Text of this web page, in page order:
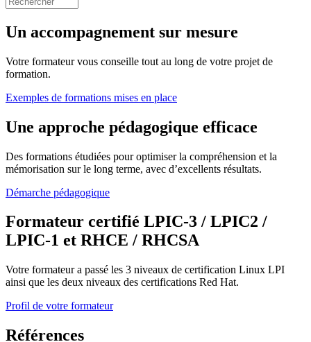
Un accompagnement sur mesure
Votre formateur vous conseille tout au long de votre projet de
formation.
Exemples de formations mises en place
Une approche pédagogique efficace
Des formations étudiées pour optimiser la compréhension et la
mémorisation sur le long terme, avec d’excellents résultats.
Démarche pédagogique
Formateur certifié LPIC-3 / LPIC2 /
LPIC-1 et RHCE / RHCSA
Votre formateur a passé les 3 niveaux de certification Linux LPI
ainsi que les deux niveaux des certifications Red Hat.
Profil de votre formateur
Références